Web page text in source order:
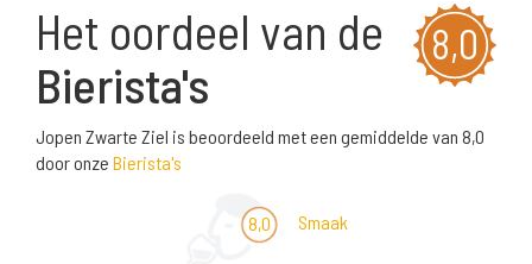
8,0
Het oordeel van de
Bierista's
Jopen Zwarte Ziel is beoordeeld met een gemiddelde van 8,0
door onze Bierista's
8,0 Smaak